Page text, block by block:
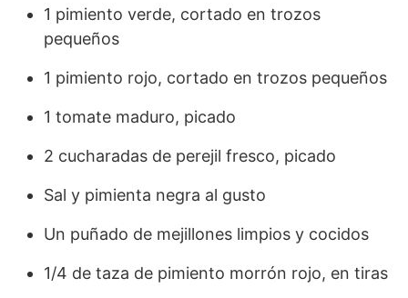
1 pimiento verde, cortado en trozos
pequeños
1 pimiento rojo, cortado en trozos pequeños
1 tomate maduro, picado
2 cucharadas de perejil fresco, picado
Sal y pimienta negra al gusto
Un puñado de mejillones limpios y cocidos
1/4 de taza de pimiento morrón rojo, en tiras